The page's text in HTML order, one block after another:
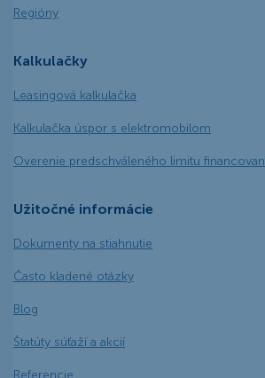
Regióny
Kalkulačky
Leasingová kalkulačka
Kalkulačka úspor s elektromobilom
Overenie predschváleného limitu
Užitočné informácie
Dokumenty na stiahnutie
Často kladené otázky
Blog
Štatúty súťaží a akcií
Referencie